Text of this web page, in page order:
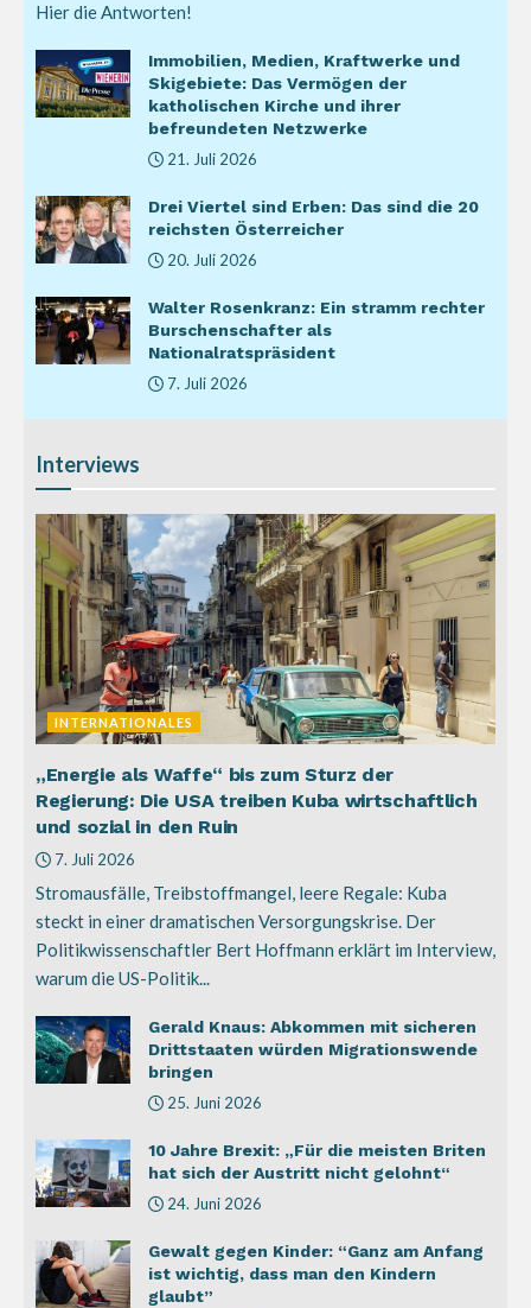
Hier die Antworten!
Immobilien, Medien, Kraftwerke und
Skigebiete: Das Vermögen der
katholischen Kirche und ihrer
befreundeten Netzwerke
21. Juli 2026
Drei Viertel sind Erben: Das sind die 20
reichsten Österreicher
20. Juli 2026
Walter Rosenkranz: Ein stramm rechter
Burschenschafter als
Nationalratspräsident
7. Juli 2026
Interviews
INTERNATIONALES
„Energie als Waffe“ bis zum Sturz der
Regierung: Die USA treiben Kuba wirtschaftlich
und sozial in den Ruin
7. Juli 2026
Stromausfälle, Treibstoffmangel, leere Regale: Kuba
steckt in einer dramatischen Versorgungskrise. Der
Politikwissenschaftler Bert Hoffmann erklärt im Interview,
warum die US-Politik...
Gerald Knaus: Abkommen mit sicheren
Drittstaaten würden Migrationswende
bringen
25. Juni 2026
10 Jahre Brexit: „Für die meisten Briten
hat sich der Austritt nicht gelohnt“
24. Juni 2026
Gewalt gegen Kinder: “Ganz am Anfang
ist wichtig, dass man den Kindern
glaubt”